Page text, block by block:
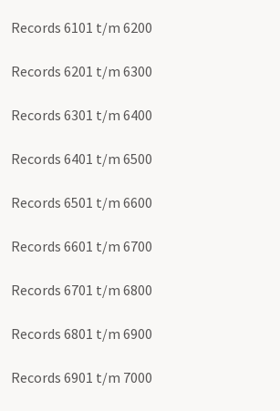
Records 6101 t/m 6200
Records 6201 t/m 6300
Records 6301 t/m 6400
Records 6401 t/m 6500
Records 6501 t/m 6600
Records 6601 t/m 6700
Records 6701 t/m 6800
Records 6801 t/m 6900
Records 6901 t/m 7000